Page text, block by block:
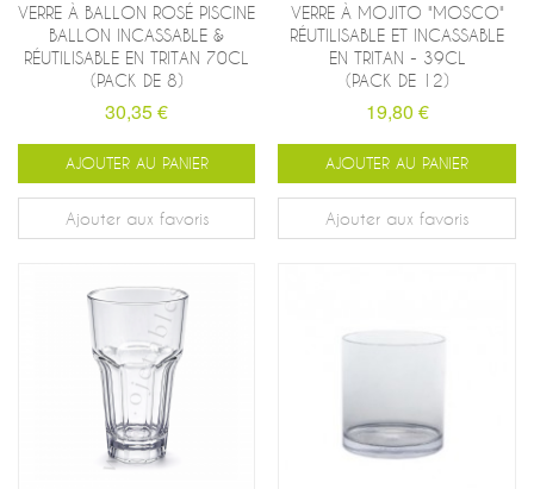
VERRE À BALLON ROSÉ PISCINE
BALLON INCASSABLE &
RÉUTILISABLE EN TRITAN 70CL
(PACK DE 8)
30,35 €
AJOUTER AU PANIER
Ajouter aux favoris
VERRE À MOJITO "MOSCO"
RÉUTILISABLE ET INCASSABLE
EN TRITAN - 39CL
(PACK DE 12)
19,80 €
AJOUTER AU PANIER
Ajouter aux favoris